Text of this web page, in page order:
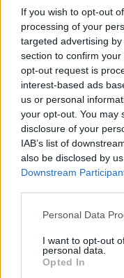
If you wish to opt-out
processing of your
targeted advertising
section to confirm
opt-out request is
interest-based ads
us or personal
your opt-out. You may
disclosure of your
IAB’s list of
also be disclosed by
Downstream
Please note that this
not limited to your visit
grant or deny consent
use your data for
Personal Data
I want to opt-out
personal data.
Opted In
https://tilikonsilo.fi/
Tilitoimiston
Palvelukielet
Suomi
Yhtiökoko
Pienet